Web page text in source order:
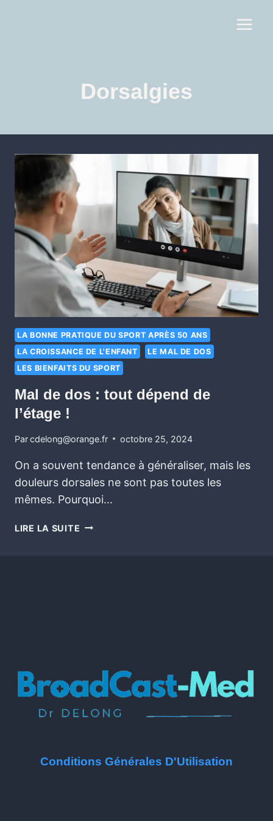
Dorsalgies
LA BONNE PRATIQUE DU SPORT APRÈS 50 ANS
LA CROISSANCE DE L'ENFANT
LE MAL DE DOS
LES BIENFAITS DU SPORT
Mal de dos : tout dépend de
l’étage !
Parcdelong@orange.fr octobre 25, 2024
On a souvent tendance à généraliser, mais les
douleurs dorsales ne sont pas toutes les
mêmes. Pourquoi…
LIRE LA SUITE
Conditions Générales D'Utilisation